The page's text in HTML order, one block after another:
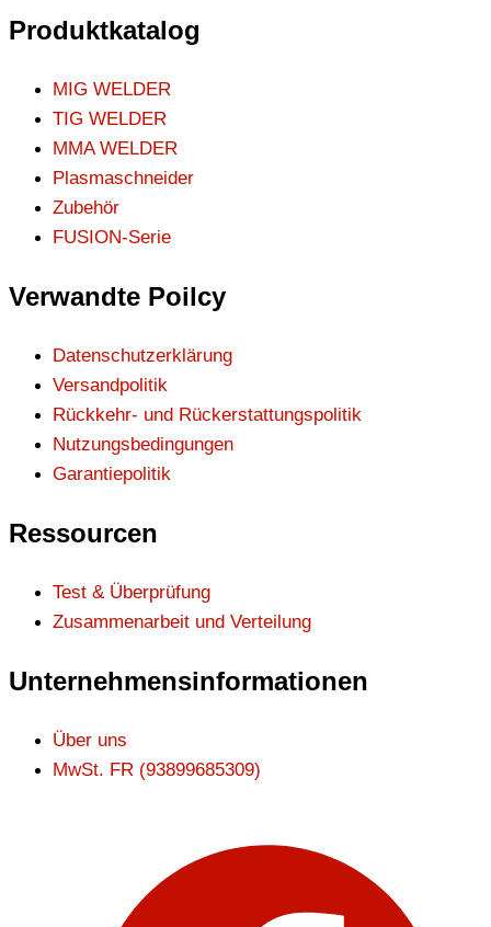
Produktkatalog
MIG WELDER
TIG WELDER
MMA WELDER
Plasmaschneider
Zubehör
FUSION-Serie
Verwandte Poilcy
Datenschutzerklärung
Versandpolitik
Rückkehr- und Rückerstattungspolitik
Nutzungsbedingungen
Garantiepolitik
Ressourcen
Test & Überprüfung
Zusammenarbeit und Verteilung
Unternehmensinformationen
Über uns
MwSt. FR (93899685309)